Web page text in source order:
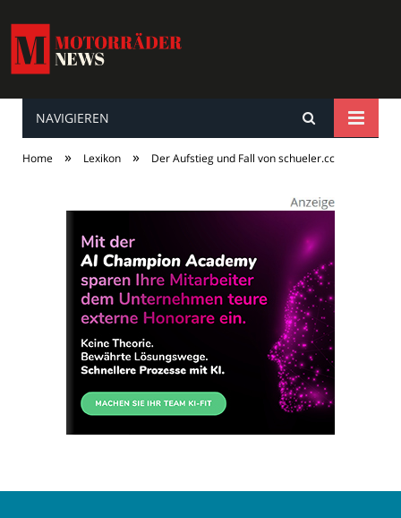
MotorräderNews
NAVIGIEREN
Home » Lexikon » Der Aufstieg und Fall von schueler.cc